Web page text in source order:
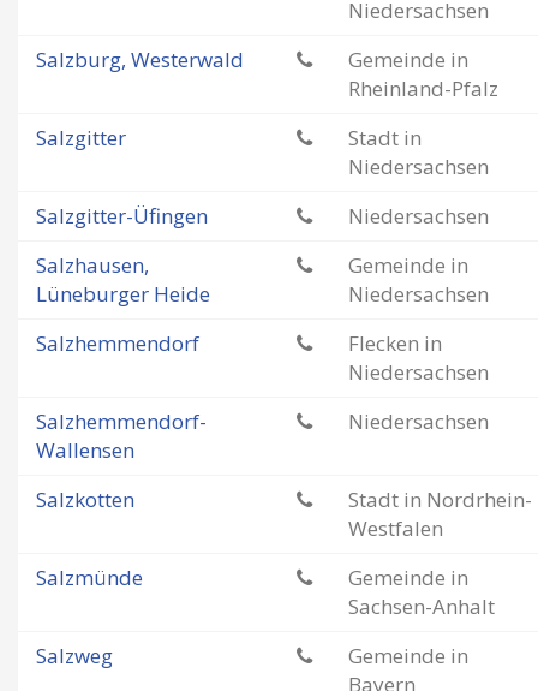
Niedersachsen
Salzburg, Westerwald
Gemeinde in
Rheinland-Pfalz
Salzgitter
Stadt in
Niedersachsen
Salzgitter-Üfingen
Niedersachsen
Salzhausen,
Lüneburger Heide
Gemeinde in
Niedersachsen
Salzhemmendorf
Flecken in
Niedersachsen
Salzhemmendorf-
Wallensen
Niedersachsen
Salzkotten
Stadt in Nordrhein-
Westfalen
Salzmünde
Gemeinde in
Sachsen-Anhalt
Salzweg
Gemeinde in
Bayern